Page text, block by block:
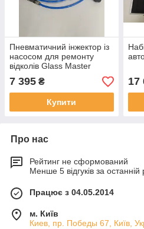
Пневматичний інжектор із
насосом для ремонту
відколів Glass Master
фірми Trotech USA
7 395 ₴
Купити
17
Про нас
Рейтинг не сформований
Менше 5 відгуків за останній
Працює з 04.05.2014
м. Київ
Киев, пр. Победы 67, Київ,